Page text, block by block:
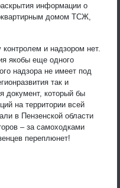
информации о
домом ТСЖ,
и надзором нет.
якобы еще одного
надзора не имеет под
так и
документ, который бы
на территории всей
в Пензенской области
– за самоходками
переплюнет!